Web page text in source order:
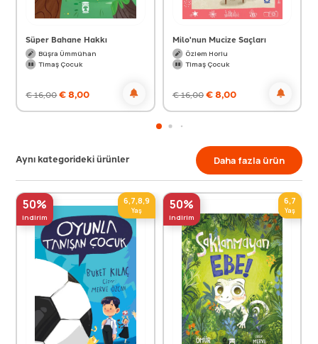
Süper Bahane Hakkı
Büşra Ümmühan
Timaş Çocuk
€16,00€8,00
Milo'nun Mucize Saçları
Özlem Horlu
Timaş Çocuk
€16,00€8,00
Aynı kategorideki ürünler Daha fazla ürün
50%
indirim
6,7,8,9
Yaş 50%
indirim
6,7
Yaş